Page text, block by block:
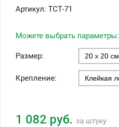
Артикул: ТСТ-71
Можете выбрать параметры:
Размер:
Крепление:
1 082 руб. за штуку